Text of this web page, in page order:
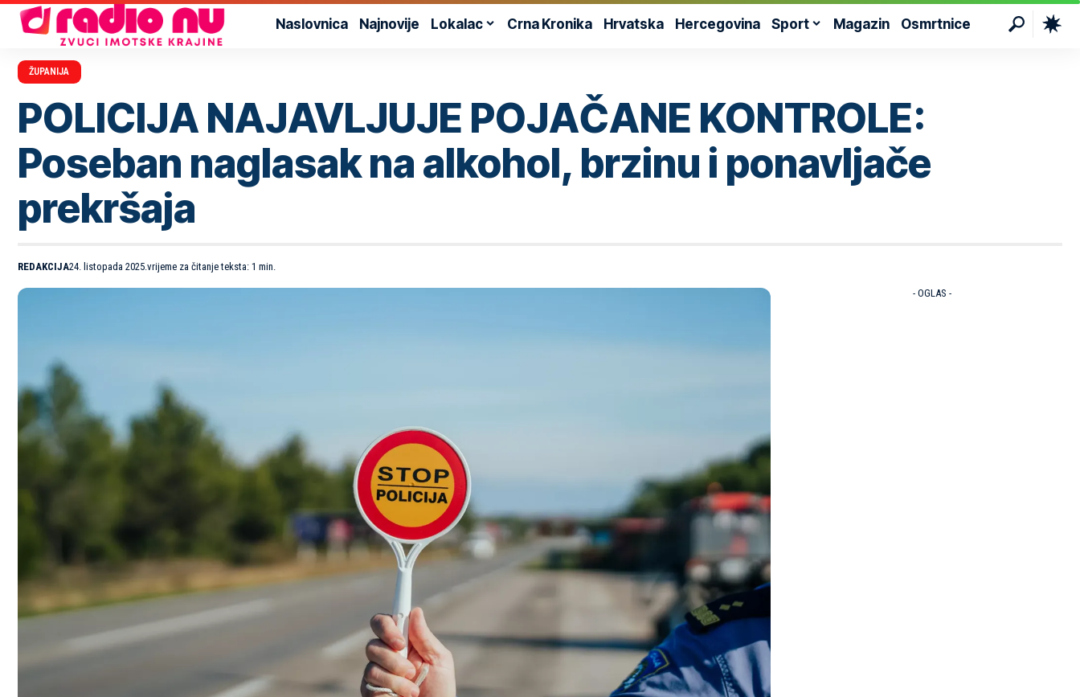
Naslovnica Najnovije Lokalac Crna Kronika Hrvatska Hercegovina Sport Magazin Osmrtnice
ŽUPANIJA
POLICIJA NAJAVLJUJE POJAČANE KONTROLE:
Poseban naglasak na alkohol, brzinu i ponavljače
prekršaja
REDAKCIJA24. listopada 2025. vrijeme za čitanje teksta: 1 min.
- OGLAS -